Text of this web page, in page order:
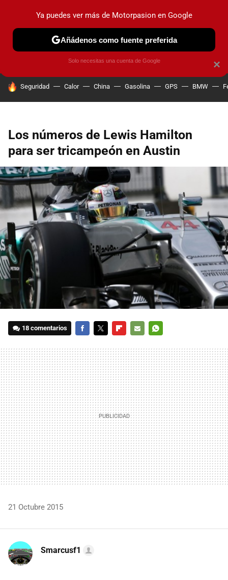
PRUEBAS COCHES ELÉCTRICOS OBSERVATORIO
HOY SE HABLA DE
Seguridad Calor China Gasolina GPS BMW
Los números de Lewis Hamilton
para ser tricampeón en Austin
18 comentarios
MAIL
21 Octubre 2015
Smarcusf1
×
Ya puedes ver más de Motorpasion en Google
Añádenos como fuente preferida
Solo necesitas una cuenta de Google